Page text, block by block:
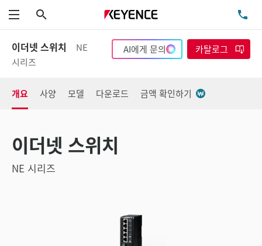
메뉴
이더넷 스위치
NE
시리즈
AI에게 문의 카탈로그
개요 사양 모델 다운로드 금액 확인하기
이더넷 스위치
NE 시리즈